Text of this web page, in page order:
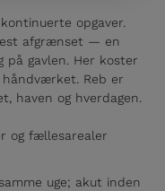
opgaver.
afgrænset — en
på gavlen. Her koster
Reb er
haven og hverdagen.
og fællesarealer
uge; akut inden